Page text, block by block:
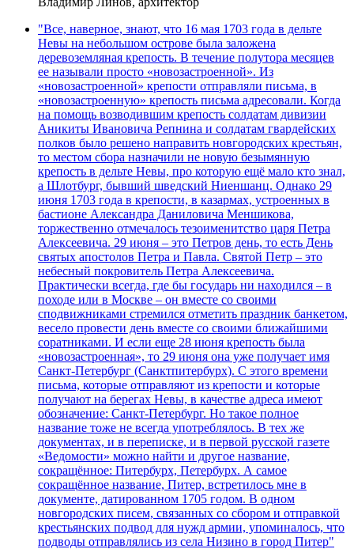
"Все, наверное, знают, что 16 мая 1703 года в дельте
Невы на небольшом острове была заложена
деревоземляная крепость. В течение полутора месяцев
ее называли просто «новозастроенной». Из
«новозастроенной» крепости отправляли письма, в
«новозастроенную» крепость письма адресовали. Когда
на помощь возводившим крепость солдатам дивизии
Аникиты Ивановича Репнина и солдатам гвардейских
полков было решено направить новгородских крестьян,
то местом сбора назначили не новую безымянную
крепость в дельте Невы, про которую ещё мало кто знал,
а Шлотбург, бывший шведский Ниеншанц. Однако 29
июня 1703 года в крепости, в казармах, устроенных в
бастионе Александра Даниловича Меншикова,
торжественно отмечалось тезоименитство царя Петра
Алексеевича. 29 июня – это Петров день, то есть День
святых апостолов Петра и Павла. Святой Петр – это
небесный покровитель Петра Алексеевича.
Практически всегда, где бы государь ни находился – в
походе или в Москве – он вместе со своими
сподвижниками стремился отметить праздник банкетом,
весело провести день вместе со своими ближайшими
соратниками. И если еще 28 июня крепость была
«новозастроенная», то 29 июня она уже получает имя
Санкт-Петербург (Санктпитербурх). С этого времени
письма, которые отправляют из крепости и которые
получают на берегах Невы, в качестве адреса имеют
обозначение: Санкт-Петербург. Но такое полное
название тоже не всегда употреблялось. В тех же
документах, и в переписке, и в первой русской газете
«Ведомости» можно найти и другое название,
сокращённое: Питербурх, Петербурх. А самое
сокращённое название, Питер, встретилось мне в
документе, датированном 1705 годом. В одном
новгородских писем, связанных со сбором и отправкой
крестьянских подвод для нужд армии, упоминалось, что
подводы отправлялись из села Низино в город Питер"